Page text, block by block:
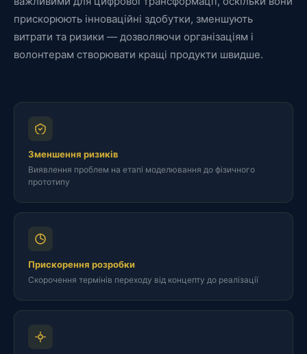
прискорюють інноваційні здобутки, зменшують
витрати та ризики — дозволяючи організаціям і
волонтерам створювати кращі продукти швидше.
Зменшення ризиків
Виявлення проблем на етапі моделювання до фізичного
прототипу
Прискорення розробки
Скорочення термінів переходу від концепту до реалізації